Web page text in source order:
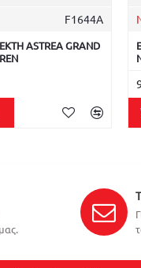
F1644A
ASTREA GRAND